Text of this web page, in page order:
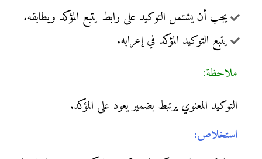
يجب أن يشتمل التوكيد على رابط يتبع المؤكد ويطابقه.
يتبع التوكيد المؤكد في إعرابه.
ملاحظة:
التوكيد المعنوي يرتبط بضمير يعود على المؤكد.
استخلاص: